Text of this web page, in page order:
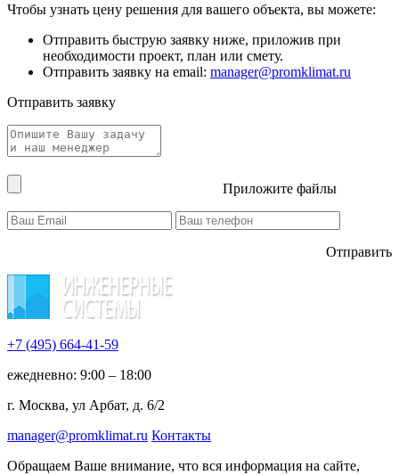
Чтобы узнать цену решения для вашего объекта, вы можете:
Отправить быструю заявку ниже, приложив при
необходимости проект, план или смету.
Отправить заявку на email: manager@promklimat.ru
Отправить заявку
Приложите файлы
Отправить
+7 (495) 664-41-59
ежедневно: 9:00 – 18:00
г. Москва, ул Арбат, д. 6/2
manager@promklimat.ru Контакты
Обращаем Ваше внимание, что вся информация на сайте,